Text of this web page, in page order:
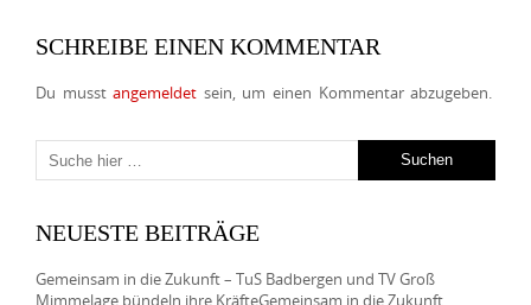
SCHREIBE EINEN KOMMENTAR
Du musstangemeldet sein, um einen Kommentar abzugeben.
NEUESTE BEITRÄGE
Gemeinsam in die Zukunft – TuS Badbergen und TV Groß
Mimmelage bündeln ihre KräfteGemeinsam in die Zukunft